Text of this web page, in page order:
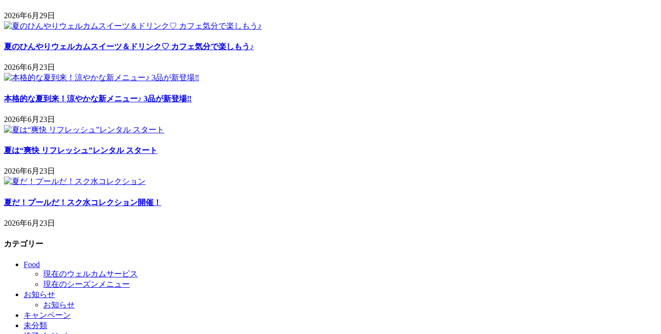
2026年6月29日
夏のひんやりウェルカムスイーツ＆ドリンク♡ カフェ気分で楽しもう♪
2026年6月23日
本格的な夏到来！涼やかな新メニュー♪ 3品が新登場‼
2026年6月23日
夏は“爽快 リフレッシュ”レンタル スタート
2026年6月23日
夏だ！プールだ！スク水コレクション開催！
2026年6月23日
カテゴリー
Food
現在のウェルカムサービス
現在のシーズンメニュー
お知らせ
お知らせ
キャンペーン
未分類